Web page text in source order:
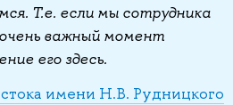
Т.е. если мы сотрудника
важный момент
его здесь.
имени Н.В. Рудницкого